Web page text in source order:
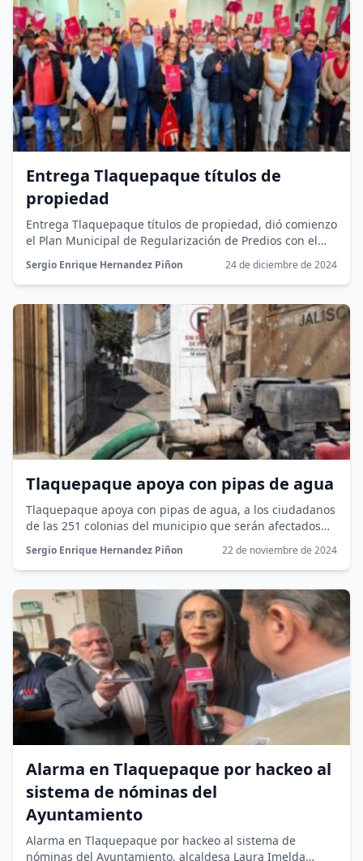
Entrega Tlaquepaque títulos de
propiedad
Entrega Tlaquepaque títulos de propiedad, dió comienzo
el Plan Municipal de Regularización de Predios con el
que 70 familias ahora...
Sergio Enrique Hernandez Piñon 24 de diciembre de 2024
Tlaquepaque apoya con pipas de agua
Tlaquepaque apoya con pipas de agua, a los ciudadanos
de las 251 colonias del municipio que serán afectados
por el...
Sergio Enrique Hernandez Piñon 22 de noviembre de 2024
Alarma en Tlaquepaque por hackeo al
sistema de nóminas del
Ayuntamiento
Alarma en Tlaquepaque por hackeo al sistema de
nóminas del Ayuntamiento, alcaldesa Laura Imelda